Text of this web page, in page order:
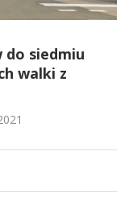
do siedmiu
walki z